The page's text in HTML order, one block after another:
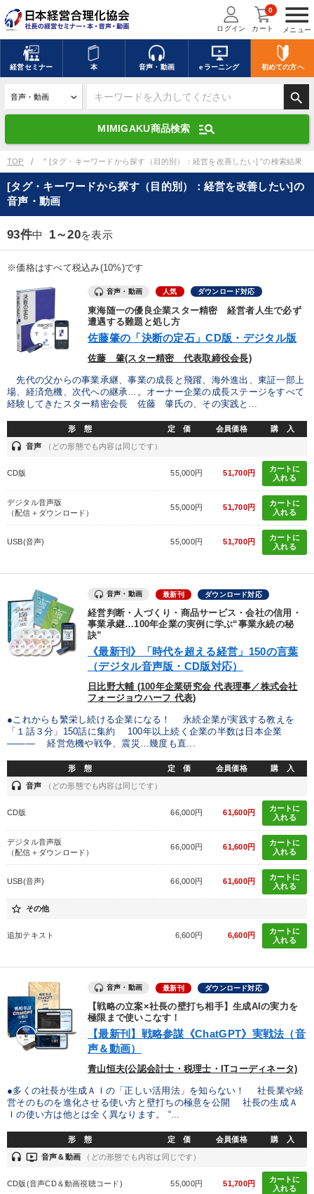
menu
メニュー
ログイン カート
0
経営セミナー 本 音声・動画 eラーニング 初めての方へ
search
MIMIGAKU商品検索 manage_search
キーワードを入力して探す
デジタル版対応のみ検索結果に表示する
search 上記の条件で検索
mic 講演収録物を探す
全国経営者セミナー講演収録物（全1315タイトル）からお探しいただけ
ます
優秀各社の智恵と戦略 事業家のロマンと経営
若手異才経営者の発想 専門家のアドバイス
リーダーの器量を学ぶ
テーマ
組織と人を動かすマネジメント力を磨く
《強い財務を実践する経営者》講話４選 【2月】音声・映像
大竹愼一書籍 営業・社員研修
製造業 卸売・小売・飲食業 建設・不動産業
IT・サービス・金融業
プロ経営者 株式市場 経済予測 SNS活用
理念・パーパス 未来先見
※「更新」を押すと「テーマ」「キーワード」を更新いただけます。
ondemand_video 経営音声・動画を探す refresh 更新する
全国経営者セミナー収録物以外の経営教材（全762タイトル）からお探
しいただけます
カテゴリー
組織と人を動かすマネジメント力を磨く
会社のパフォーマンスを高める講話 企業戦略に学ぶ
経済・景気・相場予測
経営者のための《音声・動画で学ぶ》講演シリーズ
経営リーダーの考え方と戦略を学ぶ
井上和弘の財務力UP 【4月】音声・映像
2025年春季全国経営者セミナー収録講演ＣＤ・講演ＤＶＤ・デジ
《強い財務を実践する経営者》講話４選
2026年春季全国経営者セミナー収録講演ＣＤ・講演ＤＶＤ・デジ
TOP " [タグ・キーワードから探す（目的別）：経営を改善したい] "の検索結果
[タグ・キーワードから探す（目的別）：経営を改善したい]の
音声・動画
93件中 1～20を表示
※価格はすべて税込み(10%)です
音声・動画 人気 ダウンロード対応
東海随一の優良企業スター精密 経営者人生で必ず
遭遇する難題と処し方
佐藤肇の「決断の定石」CD版・デジタル版
佐藤 肇(スター精密 代表取締役会長)
先代の父からの事業承継、事業の成長と飛躍、海外進出、東証一部上
場、経済危機、次代への継承…。オーナー企業の成長ステージをすべて
経験してきたスター精密会長 佐藤 肇氏の、その実践と...
形 態 定 価 会員価格 購 入
headset 音声 （どの形態でも内容は同じです）
CD版 55,000円 51,700円
カートに
入れる
デジタル音声版
（配信＋ダウンロード）
55,000円 51,700円
カートに
入れる
USB(音声) 55,000円 51,700円
カートに
入れる
音声・動画 最新刊 ダウンロード対応
経営判断・人づくり・商品サービス・会社の信用・
事業承継…100年企業の実例に学ぶ“事業永続の秘
訣”
《最新刊》「時代を超える経営」150の言葉
（デジタル音声版・CD版対応）
日比野大輔 (100年企業研究会 代表理事／株式会社
フォージョウハーフ 代表)
●これからも繁栄し続ける企業になる！ 永続企業が実践する教えを
「１話３分」150話に集約 100年以上続く企業の半数は日本企業
――― 経営危機や戦争、震災…幾度も直...
形 態 定 価 会員価格 購 入
headset 音声 （どの形態でも内容は同じです）
CD版 66,000円 61,600円
カートに
入れる
デジタル音声版
（配信＋ダウンロード）
66,000円 61,600円
カートに
入れる
USB(音声) 66,000円 61,600円
カートに
入れる
star_border その他
追加テキスト 6,600円 6,600円
カートに
入れる
音声・動画 最新刊 ダウンロード対応
【戦略の立案×社長の壁打ち相手】生成AIの実力を
極限まで使いこなす！
【最新刊】戦略参謀《ChatGPT》実戦法（音
声＆動画）
青山恒夫(公認会計士・税理士・ITコーディネータ)
●多くの社長が生成ＡＩの「正しい活用法」を知らない！ 社長業や経
営そのものを進化させる使い方と壁打ちの極意を公開 社長の生成Ａ
Ｉの使い方は他とは全く異なります。 “...
形 態 定 価 会員価格 購 入
headset ondemand_video 音声＆動画 （どの形態でも内容は同じです）
CD版(音声CD＆動画視聴コード) 55,000円 51,700円
カートに
入れる